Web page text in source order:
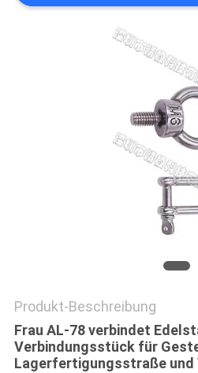
Produkt-Beschreibung
Frau AL-78 verbindet
Verbindungsstück für
Lagerfertigungsstraße und